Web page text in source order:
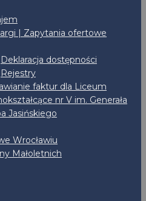
| Zapytania ofertowe
Deklaracja dostępności
Rejestry
faktur dla Liceum
nr V im. Generała
Jasińskiego
Wrocławiu
Małoletnich